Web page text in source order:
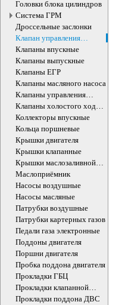
Головки блока цилиндров
Система ГРМ
Дроссельные заслонки
Клапан управления
впускного коллектора
Клапаны впускные
Клапаны выпускные
Клапаны ЕГР
Клапаны масляного насоса
Клапаны управления
впускного коллектора
Клапаны холостого хода
ДВС
Коллекторы впускные
Кольца поршневые
Крышки двигателя
Крышки клапанные
Крышки маслозаливной
горловины
Маслоприёмник
Насосы воздушные
Насосы масляные
Патрубки воздушные
Патрубки картерных газов
Педали газа электронные
Поддоны двигателя
Поршни двигателя
Пробка поддона двигателя
Прокладки ГБЦ
Прокладки клапанной
крышки
Прокладки поддона ДВС